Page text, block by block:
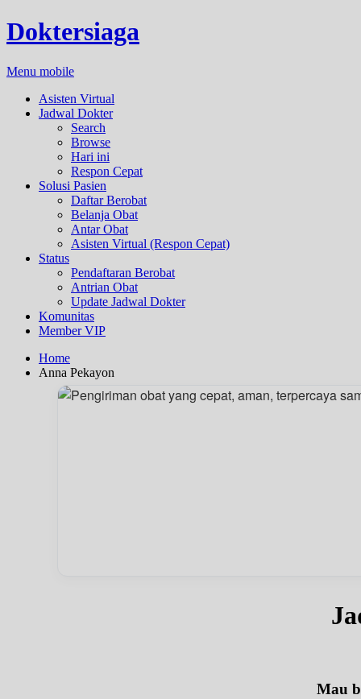
Doktersiaga
Menu mobile
Asisten Virtual
Jadwal Dokter
Search
Browse
Hari ini
Respon Cepat
Solusi Pasien
Daftar Berobat
Belanja Obat
Antar Obat
Asisten Virtual (Respon Cepat)
Status
Pendaftaran Berobat
Antrian Obat
Update Jadwal Dokter
Komunitas
Member VIP
Home
Anna Pekayon
Mau